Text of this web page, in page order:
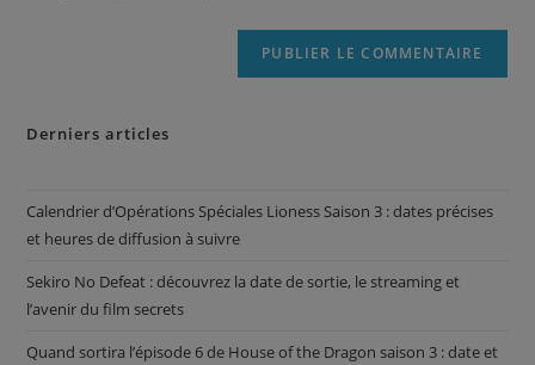
Derniers articles
Calendrier d’Opérations Spéciales Lioness Saison 3 : dates précises
et heures de diffusion à suivre
Sekiro No Defeat : découvrez la date de sortie, le streaming et
l’avenir du film secrets
Quand sortira l’épisode 6 de House of the Dragon saison 3 : date et